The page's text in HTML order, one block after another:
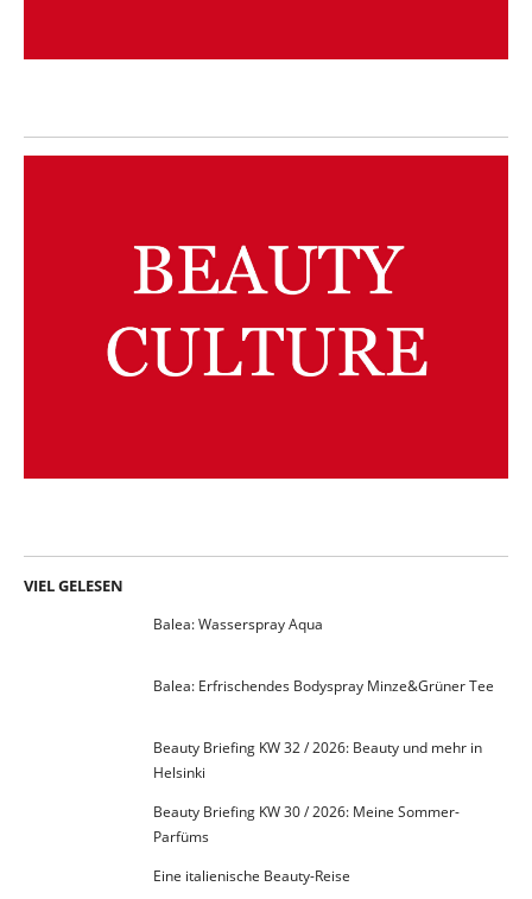
VIEL GELESEN
Balea: Wasserspray Aqua
Balea: Erfrischendes Bodyspray Minze&Grüner Tee
Beauty Briefing KW 32 / 2026: Beauty und mehr in
Helsinki
Beauty Briefing KW 30 / 2026: Meine Sommer-
Parfüms
Eine italienische Beauty-Reise